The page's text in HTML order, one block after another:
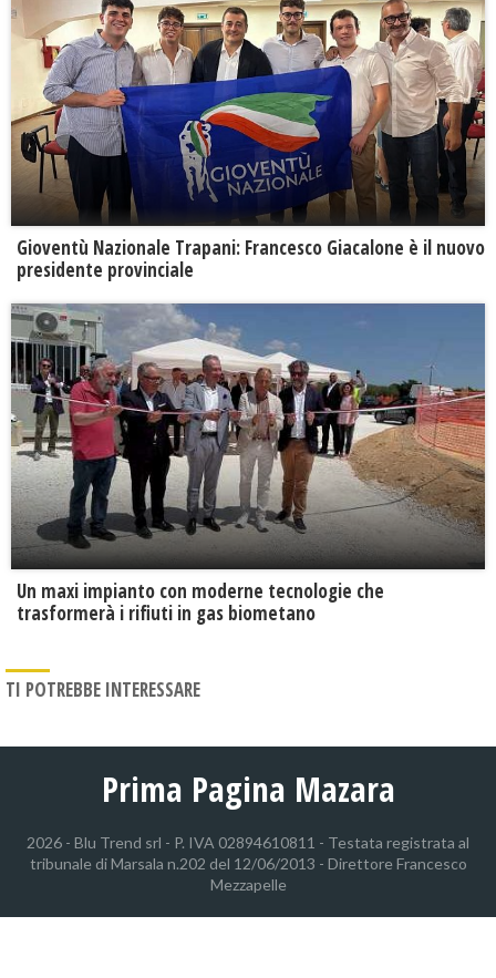
Gioventù Nazionale Trapani: Francesco Giacalone è il nuovo
presidente provinciale
Un maxi impianto con moderne tecnologie che
trasformerà i rifiuti in gas biometano
TI POTREBBE INTERESSARE
Prima Pagina Mazara
2026 - Blu Trend srl - P. IVA 02894610811 - Testata registrata al
tribunale di Marsala n.202 del 12/06/2013 - Direttore Francesco
Mezzapelle